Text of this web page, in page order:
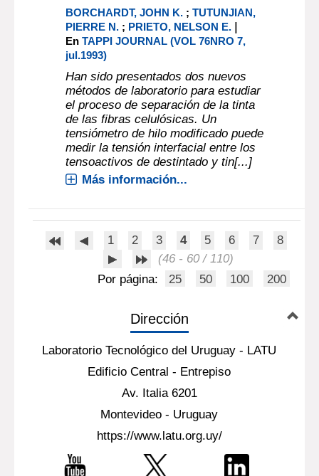
BORCHARDT, JOHN K. ;TUTUNJIAN,
PIERRE N. ; PRIETO, NELSON E. |
EnTAPPI JOURNAL (VOL 76NRO 7,
jul.1993)
Han sido presentados dos nuevos
métodos de laboratorio para estudiar
el proceso de separación de la tinta
de las fibras celulósicas. Un
tensiómetro de hilo modificado puede
medir la tensión interfacial entre los
tensoactivos de destintado y tin[...]
Más información...
1 2 3 4 5 6 7
8
(46 - 60 / 110)
Por página:
25 50 100 200
Dirección
Laboratorio Tecnológico del Uruguay - LATU
Edificio Central - Entrepiso
Av. Italia 6201
Montevideo - Uruguay
https://www.latu.org.uy/